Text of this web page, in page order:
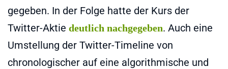
gegeben. In der Folge hatte der Kurs der
Twitter-Aktie deutlich nachgegeben. Auch eine
Umstellung der Twitter-Timeline von
chronologischer auf eine algorithmische und